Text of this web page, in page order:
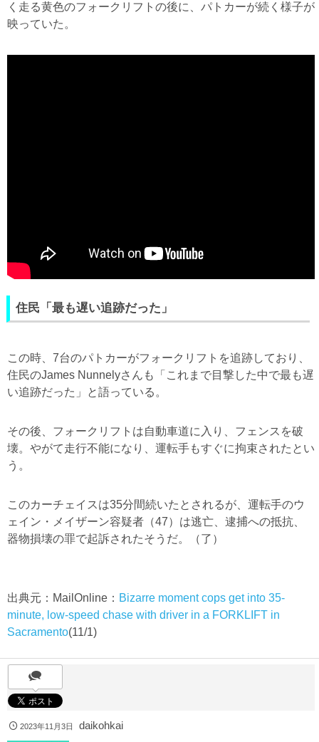
く走る黄色のフォークリフトの後に、パトカーが続く様子が
映っていた。
住民「最も遅い追跡だった」
この時、7台のパトカーがフォークリフトを追跡しており、
住民のJames Nunnelyさんも「これまで目撃した中で最も遅
い追跡だった」と語っている。
その後、フォークリフトは自動車道に入り、フェンスを破
壊。やがて走行不能になり、運転手もすぐに拘束されたとい
う。
このカーチェイスは35分間続いたとされるが、運転手のウ
ェイン・メイザーン容疑者（47）は逃亡、逮捕への抵抗、
器物損壊の罪で起訴されたそうだ。（了）
出典元：MailOnline： Bizarre moment cops get into 35-
minute, low-speed chase with driver in a FORKLIFT in
Sacramento(11/1)
2023年11月3日
daikohkai